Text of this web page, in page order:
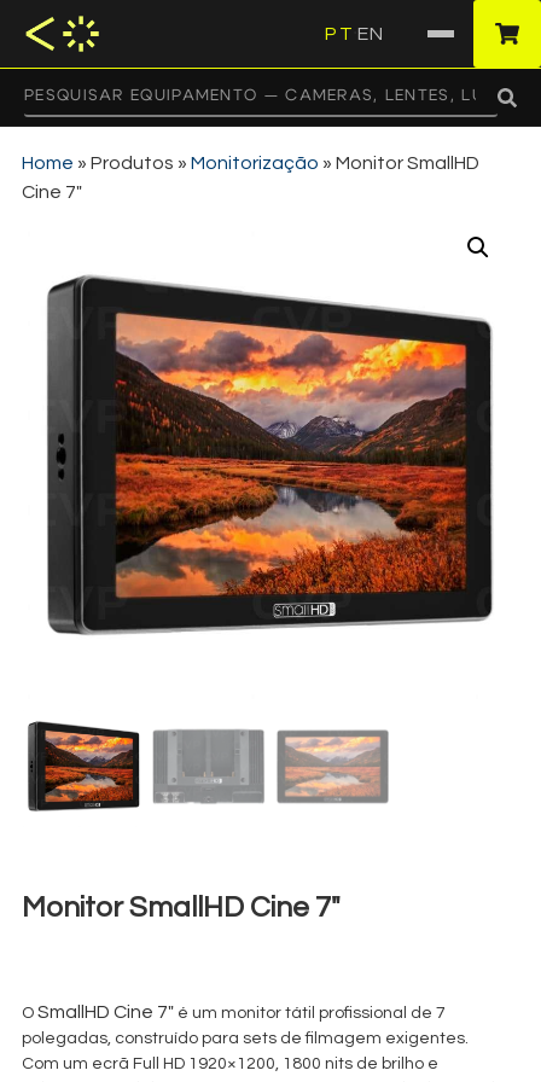
PT EN
Home » Produtos » Monitorização » Monitor SmallHD
Cine 7″
Monitor SmallHD Cine 7″
O SmallHD Cine 7″é um monitor tátil profissional de 7
polegadas, construído para sets de filmagem exigentes.
Com um ecrã Full HD 1920×1200, 1800 nits de brilho e